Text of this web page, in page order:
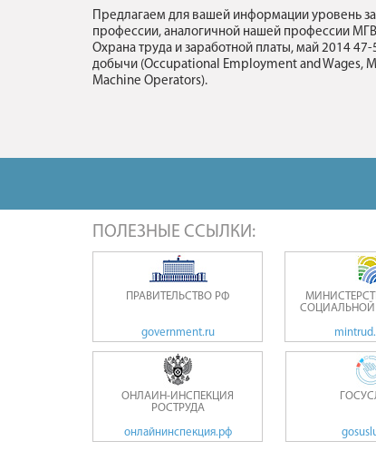
Предлагаем для вашей информации уровень
профессии, аналогичной нашей профессии
Охрана труда и заработной платы, май 2014
добычи (Occupational Employment and Wages,
Machine Operators).
ПОЛЕЗНЫЕ ССЫЛКИ:
ПРАВИТЕЛЬСТВО РФ
government.ru
ОНЛАЙН-ИНСПЕКЦИЯ
РОСТРУДА
онлайнинспекция.рф